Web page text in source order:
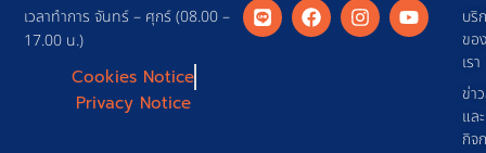
บริ
ของ
เรา
ข่า
และ
กิจ
เวลาทำการ จันทร์ – ศุกร์ (08.00 –
17.00 น.)
Cookies Notice
Privacy Notice